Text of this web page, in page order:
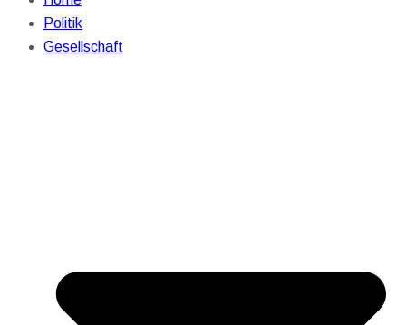
Politik
Gesellschaft